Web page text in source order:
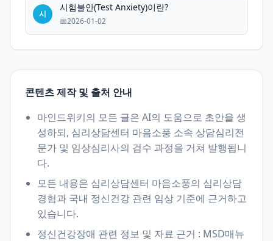
시
시험불안(Test Anxiety)이란?
2026-01-02
콘텐츠 제작 및 출처 안내
마인드위키의 모든 글은 AI의 도움으로 초안을 생
성하되, 심리상담센터 마음소풍 소속 상담심리전
문가 및 임상심리사의 검수 과정을 거쳐 발행됩니
다.
모든 내용은 심리상담센터 마음소풍의 심리상담
경험과 국내 정신건강 관련 임상 기준에 근거하고
있습니다.
정신건강장애 관련 정보 및 자료 근거 : MSD매뉴